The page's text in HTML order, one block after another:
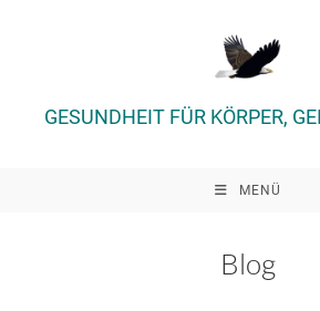
GESUNDHEIT FÜR KÖRPER,
MENÜ
Blog